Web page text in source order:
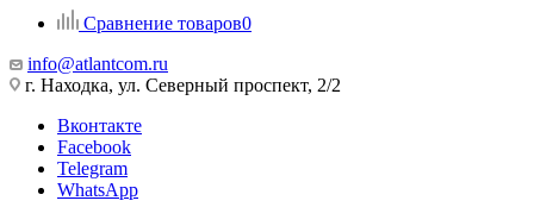
Сравнение товаров0
info@atlantcom.ru
г. Находка, ул. Северный проспект, 2/2
Вконтакте
Facebook
Telegram
WhatsApp